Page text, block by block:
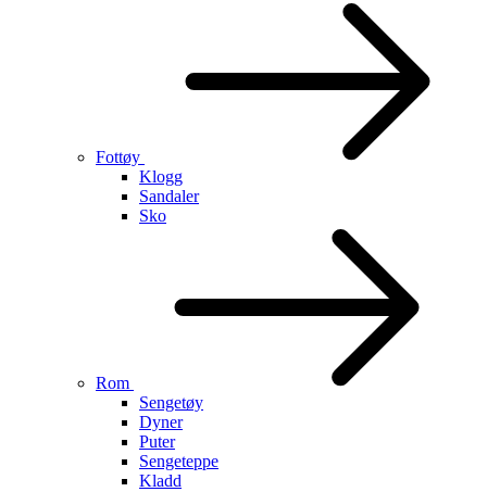
Fottøy
Klogg
Sandaler
Sko
Rom
Sengetøy
Dyner
Puter
Sengeteppe
Kladd